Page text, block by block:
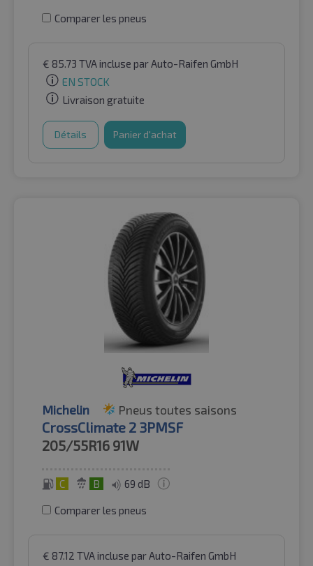
Comparer les pneus
€ 85.73 TVA incluse par Auto-Raifen GmbH
EN STOCK
Livraison gratuite
Détails Panier d'achat
Michelin Pneus toutes saisons
CrossClimate 2 3PMSF
205/55R16 91W
C B 69 dB
Comparer les pneus
€ 87.12 TVA incluse par Auto-Raifen GmbH